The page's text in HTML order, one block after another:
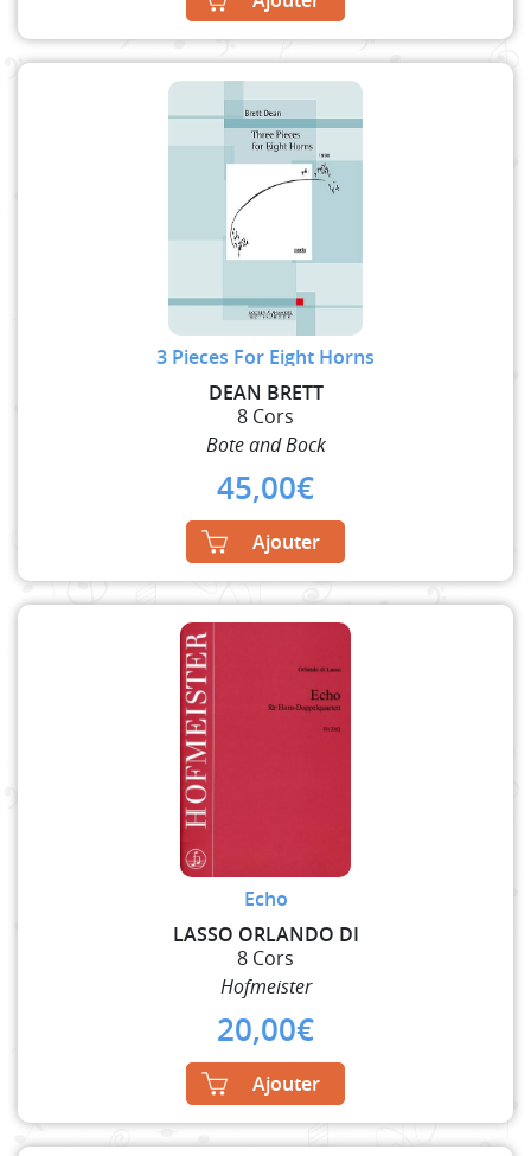
3 Pieces For Eight Horns
DEAN BRETT
8 Cors
Bote and Bock
45,00€
Ajouter
Echo
LASSO ORLANDO DI
8 Cors
Hofmeister
20,00€
Ajouter